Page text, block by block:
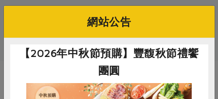
# 張博仁 # 水產海鮮 # 魚 # 鱸魚
你可能有興趣的產品
網站公告
【2026年中秋節預購】豐馥秋節禮饗
團圓